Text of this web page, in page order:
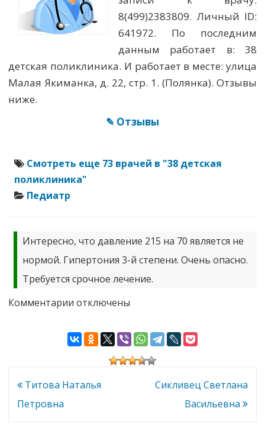
8(499)2383809. Личный ID:
641972. По последним
данным работает в: 38
детская поликлиника. И работает в месте: улица
Малая Якиманка, д. 22, стр. 1. (Полянка). Отзывы
ниже.
✎ Отзывы
Смотреть еще 73 врачей в "38 детская
поликлиника"
Педиатр
Интересно, что давление 215 на 70 является не
нормой. Гипертония 3-й степени. Очень опасно.
Требуется срочное лечение.
Комментарии к
Татьяна
Александровна
отключены
Навигация
по
Титова Наталья
Петровна
Сикливец Светлана
Васильевна